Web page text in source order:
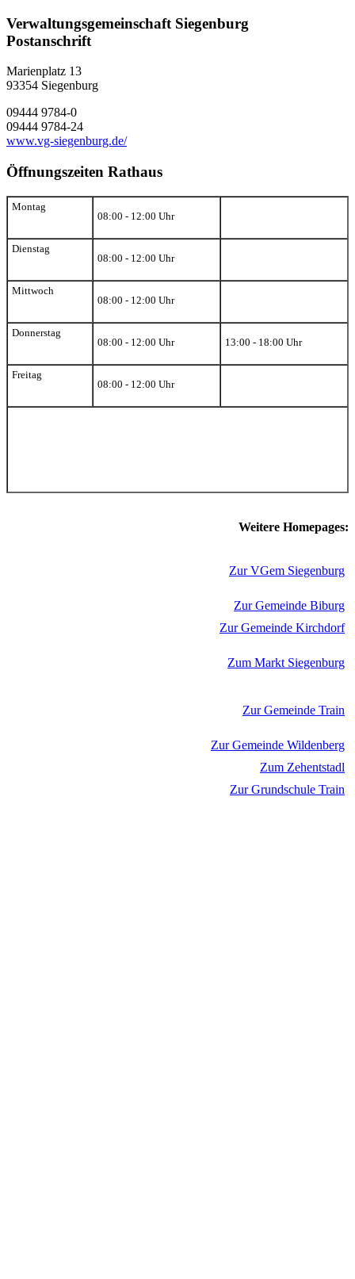
Verwaltungsgemeinschaft Siegenburg
Postanschrift
Marienplatz 13
93354 Siegenburg
09444 9784-0
09444 9784-24
www.vg-siegenburg.de/
Öffnungszeiten Rathaus
Montag
08:00 - 12:00 Uhr
Dienstag
08:00 - 12:00 Uhr
Mittwoch
08:00 - 12:00 Uhr
Donnerstag
08:00 - 12:00 Uhr
13:00 - 18:00 Uhr
Freitag
08:00 - 12:00 Uhr
Weitere Homepages:
Zur VGem Siegenburg
Zur Gemeinde Biburg
Zur Gemeinde Kirchdorf
Zum Markt Siegenburg
Zur Gemeinde Train
Zur Gemeinde Wildenberg
Zum Zehentstadl
Zur Grundschule Train